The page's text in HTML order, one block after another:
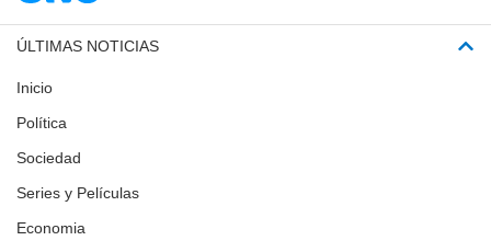
ÚLTIMAS NOTICIAS
Inicio
Política
Sociedad
Series y Películas
Economia